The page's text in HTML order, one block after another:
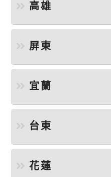
高雄
屏東
宜蘭
台東
花蓮